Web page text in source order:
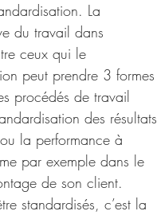
La
du travail dans
ceux qui le
peut prendre 3 formes
procédés de travail
des résultats
la performance à
par exemple dans le
de son client.
standardisés, c’est la